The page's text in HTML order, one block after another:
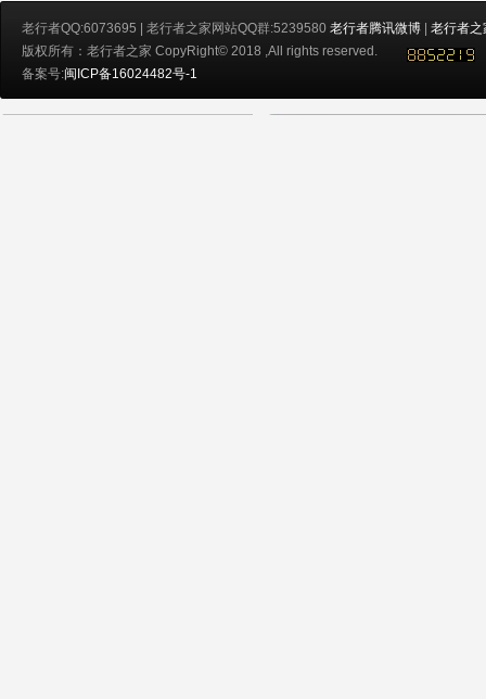
老行者QQ:6073695 | 老行者之家网站QQ群:5239580 老行者腾讯微博 | 老行者之
版权所有：老行者之家 CopyRight© 2018 ,All rights reserved.
备案号:闽ICP备16024482号-1